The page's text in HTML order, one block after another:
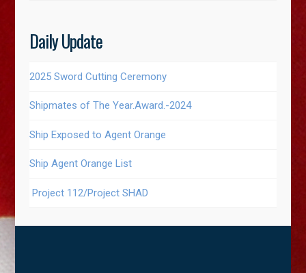
Daily Update
2025 Sword Cutting Ceremony
Shipmates of The Year.Award.-2024
Ship Exposed to Agent Orange
Ship Agent Orange List
Project 112/Project SHAD